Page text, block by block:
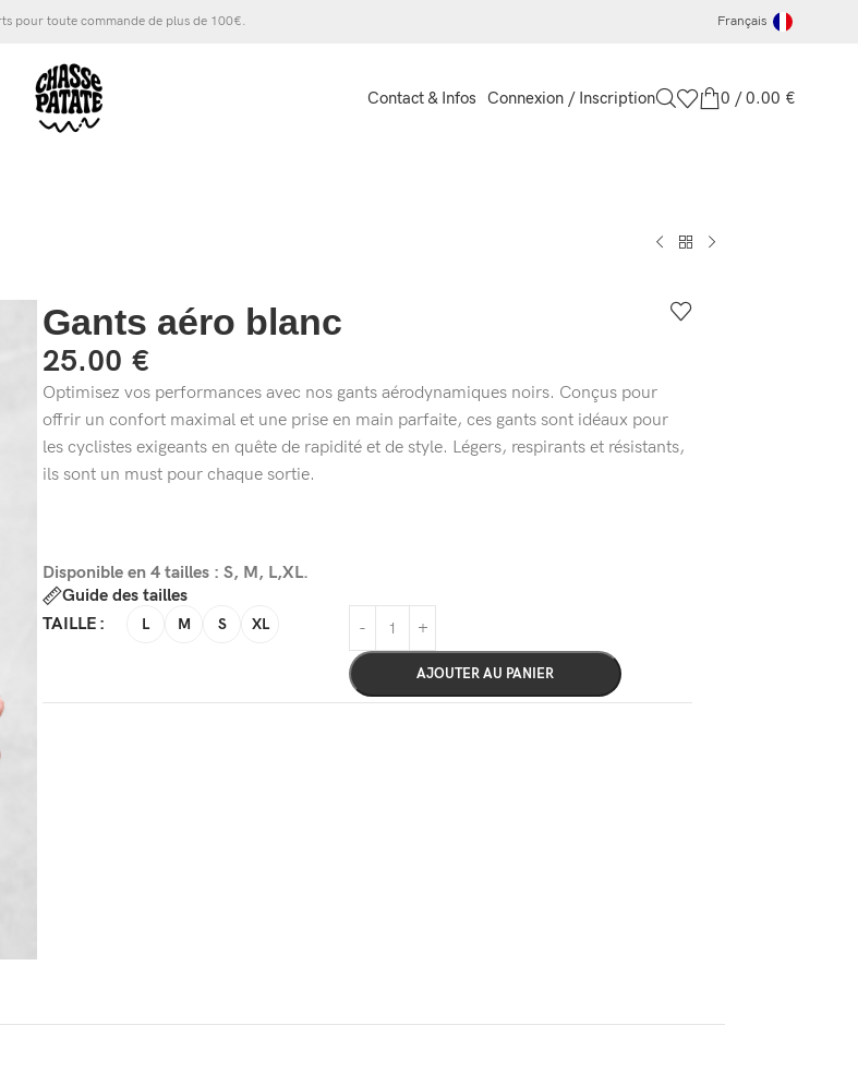
pour toute commande de plus de 100€. Français
Contact & Infos Connexion / Inscription 0 / 0.00 €
Gants aéro blanc
25.00 €
Optimisez vos performances avec nos gants aérodynamiques noirs. Conçus pour
offrir un confort maximal et une prise en main parfaite, ces gants sont idéaux pour
les cyclistes exigeants en quête de rapidité et de style. Légers, respirants et résistants,
ils sont un must pour chaque sortie.
Disponible en 4 tailles : S, M, L,XL.
Guide des tailles
TAILLE
L M S XL
AJOUTER AU PANIER